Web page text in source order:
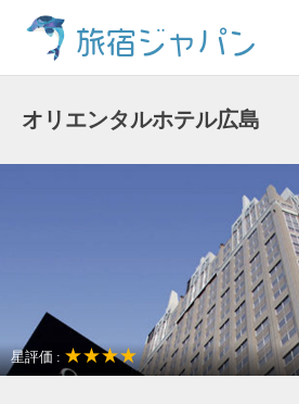
ス
旅宿ジャパン
オリエンタルホテル広島
星評価 : ★★★★